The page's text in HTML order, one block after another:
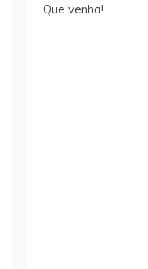
Que venha!